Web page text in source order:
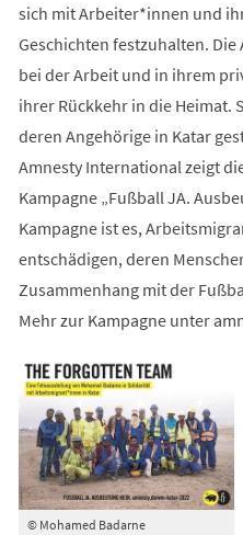
sich mit Arbeiter*innen und
Geschichten festzuhalten. Die
bei der Arbeit und in ihrem
ihrer Rückkehr in die Heimat.
deren Angehörige in Katar
Amnesty International zeigt
Kampagne „Fußball JA.
Kampagne ist es,
entschädigen, deren
Zusammenhang mit der
Mehr zur Kampagne unter
© Mohamed Badarne